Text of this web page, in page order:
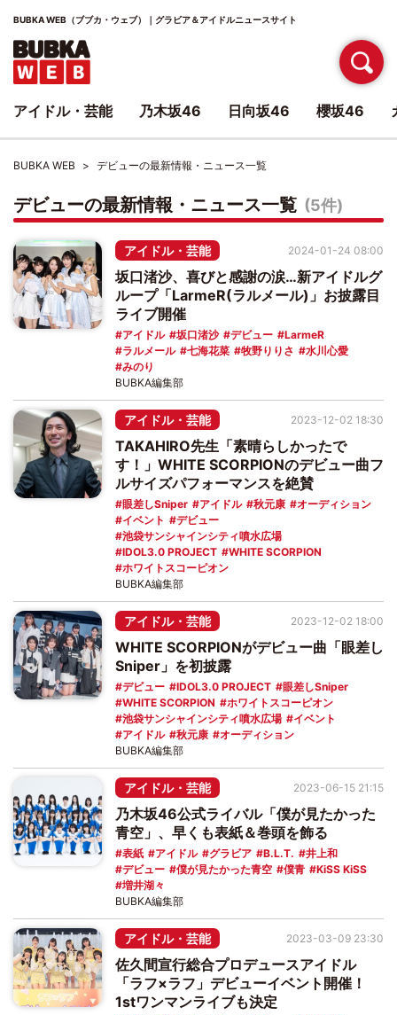
BUBKA WEB（ブブカ・ウェブ）｜グラビア＆アイドルニュースサイト
BUBKA WEB デビューの最新情報・ニュース一覧
デビューの最新情報・ニュース一覧 (5件)
アイドル・芸能
坂口渚沙、喜びと感謝の涙…新アイドルグ
ループ「LarmeR(ラルメール)」お披露目
ライブ開催
アイドル 坂口渚沙 デビュー
LarmeR
ラルメール
七海花菜 牧野りりさ
水川心愛
みのり
2024-01-24 08:00
BUBKA編集部
アイドル・芸能
TAKAHIRO先生「素晴らしかったで
す！」WHITE SCORPIONのデビュー曲フ
ルサイズパフォーマンスを絶賛
眼差しSniper アイドル 秋元康
オーディション
イベント
デビュー
池袋サンシャインシティ噴水広場
IDOL3.0 PROJECT
WHITE SCORPION
ホワイトスコーピオン
2023-12-02 18:30
BUBKA編集部
アイドル・芸能
WHITE SCORPIONがデビュー曲「眼差し
Sniper」を初披露
デビュー IDOL3.0 PROJECT
眼差しSniper
WHITE SCORPION
ホワイトスコーピオン
池袋サンシャインシティ噴水広場
イベント
アイドル
秋元康 オーディション
2023-12-02 18:00
BUBKA編集部
アイドル・芸能
乃木坂46公式ライバル「僕が見たかった
青空」、早くも表紙＆巻頭を飾る
表紙 アイドル グラビア B.L.T.
井上和
デビュー
僕が見たかった青空 僕青
KiSS KiSS
増井湖々
2023-06-15 21:15
BUBKA編集部
アイドル・芸能
佐久間宣行総合プロデュースアイドル
「ラフ×ラフ」デビューイベント開催！
1stワンマンライブも決定
2023-03-09 23:30
アイドル・芸能 乃木坂46 日向坂46 櫻坂46